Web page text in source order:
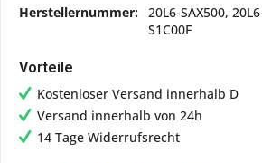
Herstellernummer: 20L6-SAX500,
S1C00F
Vorteile
Kostenloser Versand innerhalb D
Versand innerhalb von 24h
14 Tage Widerrufsrecht